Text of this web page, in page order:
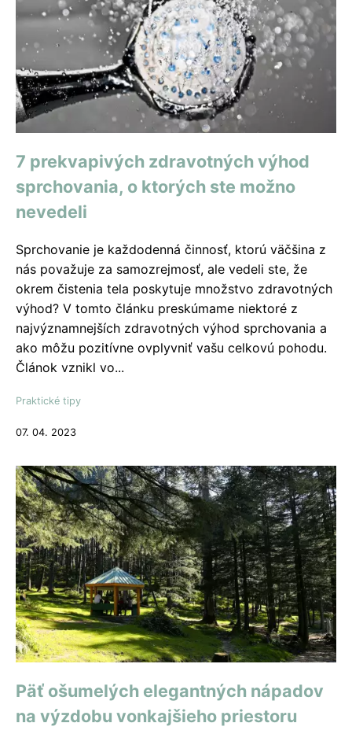
7 prekvapivých zdravotných výhod
sprchovania, o ktorých ste možno
nevedeli
Sprchovanie je každodenná činnosť, ktorú väčšina z
nás považuje za samozrejmosť, ale vedeli ste, že
okrem čistenia tela poskytuje množstvo zdravotných
výhod? V tomto článku preskúmame niektoré z
najvýznamnejších zdravotných výhod sprchovania a
ako môžu pozitívne ovplyvniť vašu celkovú pohodu.
Článok vznikl vo...
Praktické tipy
07. 04. 2023
Päť ošumelých elegantných nápadov
na výzdobu vonkajšieho priestoru